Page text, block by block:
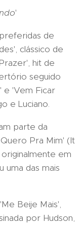
'
de
clássico de
hit de
seguido
e 'Vem Ficar
e Luciano.
parte da
Pra Mim' (It
em
uma das mais
Beije Mais',
por Hudson,